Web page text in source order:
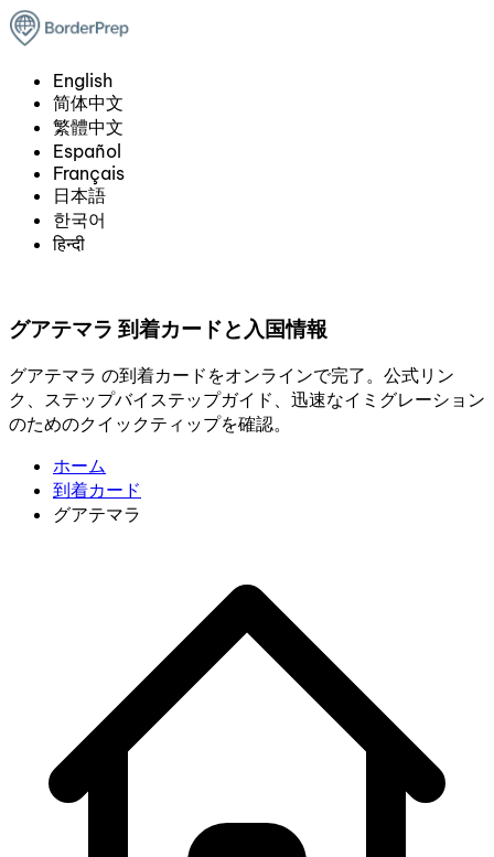
English
简体中文
繁體中文
Español
Français
日本語
한국어
हिन्दी
グアテマラ 到着カードと入国情報
グアテマラ の到着カードをオンラインで完了。公式リン
ク、ステップバイステップガイド、迅速なイミグレーション
のためのクイックティップを確認。
ホーム
到着カード
グアテマラ